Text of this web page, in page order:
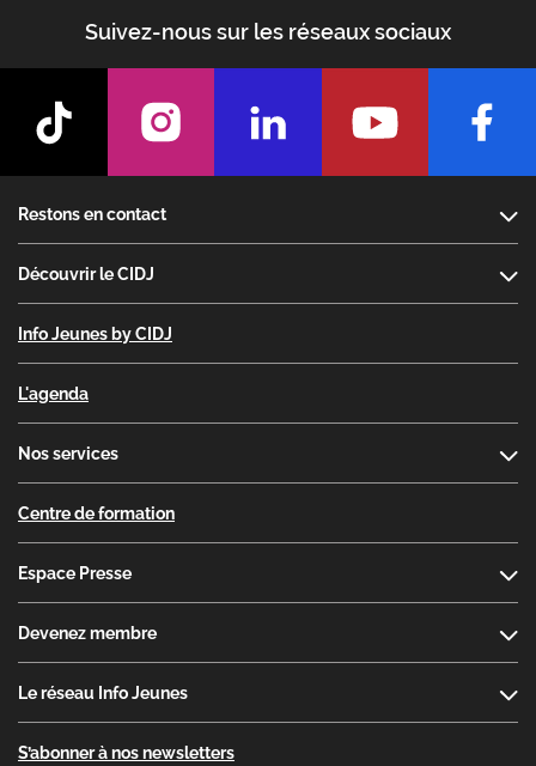
Suivez-nous sur les réseaux sociaux
Restons en contact
Découvrir le CIDJ
Info Jeunes by CIDJ
L'agenda
Nos services
Centre de formation
Espace Presse
Devenez membre
Le réseau Info Jeunes
S’abonner à nos newsletters